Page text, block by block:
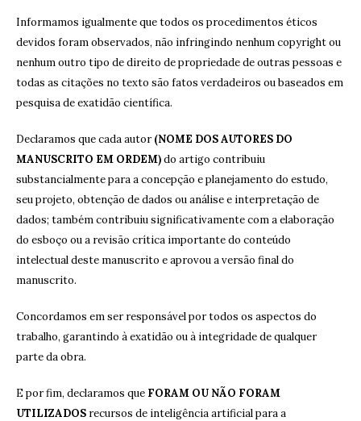
Informamos igualmente que todos os procedimentos éticos
devidos foram observados, não infringindo nenhum copyright ou
nenhum outro tipo de direito de propriedade de outras pessoas e
todas as citações no texto são fatos verdadeiros ou baseados em
pesquisa de exatidão científica.
Declaramos que cada autor(NOME DOS AUTORES DO
MANUSCRITO EM ORDEM)do artigo contribuiu
substancialmente para a concepção e planejamento do estudo,
seu projeto, obtenção de dados ou análise e interpretação de
dados; também contribuiu significativamente com a elaboração
do esboço ou a revisão crítica importante do conteúdo
intelectual deste manuscrito e aprovou a versão final do
manuscrito.
Concordamos em ser responsável por todos os aspectos do
trabalho, garantindo à exatidão ou à integridade de qualquer
parte da obra.
E por fim, declaramos que FORAM OU NÃO FORAM
UTILIZADOS recursos de inteligência artificial para a